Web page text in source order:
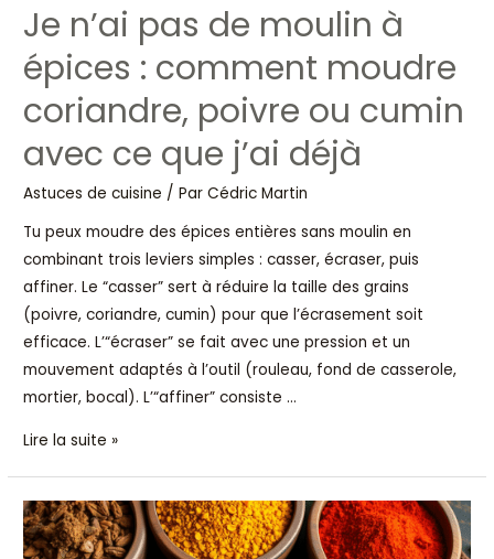
Je n’ai pas de moulin à
épices : comment moudre
coriandre, poivre ou cumin
avec ce que j’ai déjà
Astuces de cuisine / ParCédric Martin
Tu peux moudre des épices entières sans moulin en
combinant trois leviers simples : casser, écraser, puis
affiner. Le “casser” sert à réduire la taille des grains
(poivre, coriandre, cumin) pour que l’écrasement soit
efficace. L’“écraser” se fait avec une pression et un
mouvement adaptés à l’outil (rouleau, fond de casserole,
mortier, bocal). L’“affiner” consiste …
cumin
ce
que
j’ai
déjà
Lire la suite »
Comparateur
de